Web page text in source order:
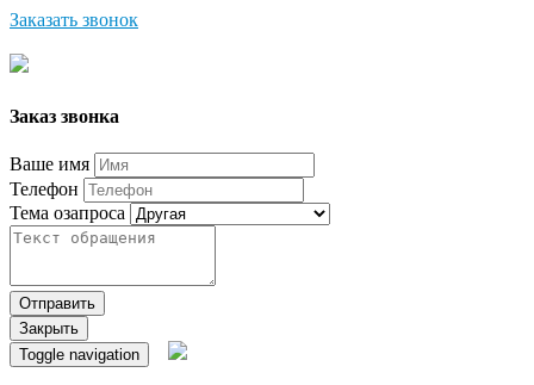
Заказать звонок
Заказ звонка
Ваше имя
Телефон
Тема озапроса
Отправить
Закрыть
Toggle navigation